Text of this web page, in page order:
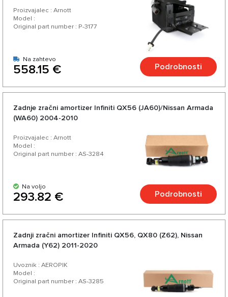
Proizvajalec : Arnott
Model :
Original part number : P-3177
Na zahtevo
558.15 € Podrobnosti
Zadnje zračni amortizer Infiniti QX56 (JA60)/Nissan Armada
(WA60) 2004-2010
Proizvajalec : Arnott
Model :
Original part number : AS-3284
Na voljo
293.82 € Podrobnosti
Zadnji zračni amortizer Infiniti QX56, QX80 (Z62), Nissan
Armada (Y62) 2011-2020
Uvoznik : AEROPIK
Model :
Original part number : AS-3285